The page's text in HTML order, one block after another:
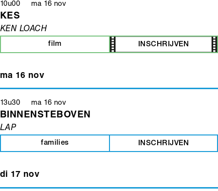
10u00 ma 16 nov
KES
KEN LOACH
film INSCHRIJVEN
ma 16 nov
13u30 ma 16 nov
BINNENSTEBOVEN
LAP
families INSCHRIJVEN
di 17 nov